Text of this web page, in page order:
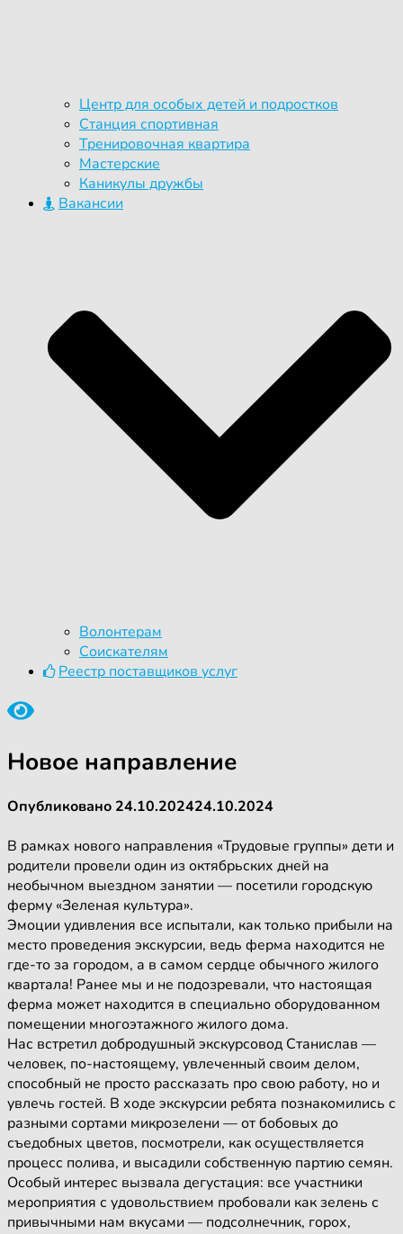
Центр для особых детей и подростков
Станция спортивная
Тренировочная квартира
Мастерские
Каникулы дружбы
Вакансии
Волонтерам
Соискателям
Реестр поставщиков услуг
Новое направление
Опубликовано 24.10.202424.10.2024
В рамках нового направления «Трудовые группы» дети и
родители провели один из октябрьских дней на
необычном выездном занятии — посетили городскую
ферму «Зеленая культура».
Эмоции удивления все испытали, как только прибыли на
место проведения экскурсии, ведь ферма находится не
где-то за городом, а в самом сердце обычного жилого
квартала! Ранее мы и не подозревали, что настоящая
ферма может находится в специально оборудованном
помещении многоэтажного жилого дома.
Нас встретил добродушный экскурсовод Станислав —
человек, по-настоящему, увлеченный своим делом,
способный не просто рассказать про свою работу, но и
увлечь гостей. В ходе экскурсии ребята познакомились с
разными сортами микрозелени — от бобовых до
съедобных цветов, посмотрели, как осуществляется
процесс полива, и высадили собственную партию семян.
Особый интерес вызвала дегустация: все участники
мероприятия с удовольствием пробовали как зелень с
привычными нам вкусами — подсолнечник, горох,